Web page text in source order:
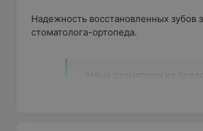
Надежность восстановленных зубов
стоматолога-ортопеда.
Наша стоматология
стоматологии. А